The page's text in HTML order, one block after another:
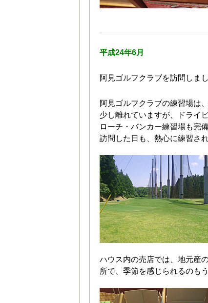
平成24年6月
阿見ゴルフクラブを訪問しまし
阿見ゴルフクラブの練習場は
少し離れていますが、ドライ
ローチ・バンカー練習場も完
訪問した日も、熱心に練習さ
ハウス内の売店では、地元産
所で、季節を感じられるのも